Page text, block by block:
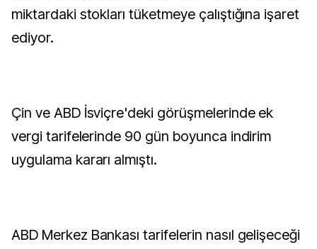
miktardaki stokları tüketmeye çalıştığına işaret
ediyor.
Çin ve ABD İsviçre'deki görüşmelerinde ek
vergi tarifelerinde 90 gün boyunca indirim
uygulama kararı almıştı.
ABD Merkez Bankası tarifelerin nasıl gelişeceği